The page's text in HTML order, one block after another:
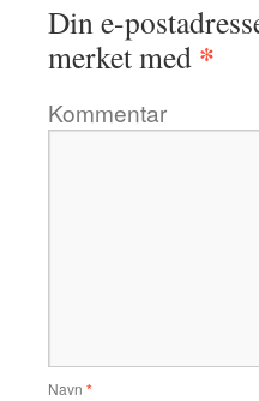
Din e-
merket med *
Kommentar
Navn *